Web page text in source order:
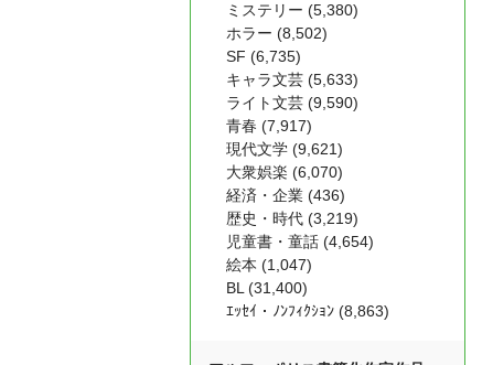
ミステリー (5,380)
ホラー (8,502)
SF (6,735)
キャラ文芸 (5,633)
ライト文芸 (9,590)
青春 (7,917)
現代文学 (9,621)
大衆娯楽 (6,070)
経済・企業 (436)
歴史・時代 (3,219)
児童書・童話 (4,654)
絵本 (1,047)
BL (31,400)
ｴｯｾｲ・ﾉﾝﾌｨｸｼｮﾝ (8,863)